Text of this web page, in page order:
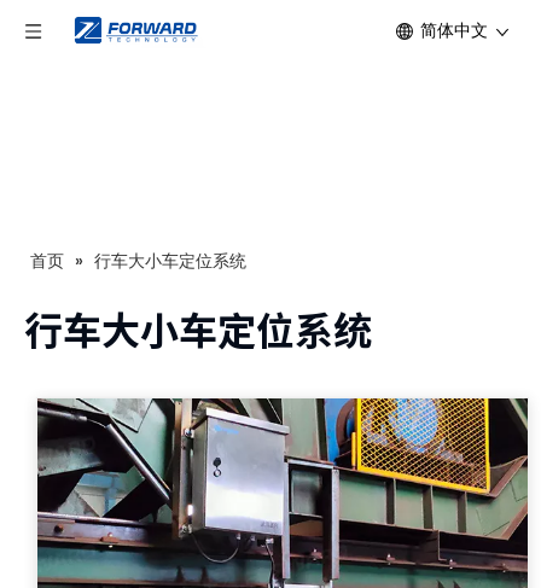
简体中文
首页 » 行车大小车定位系统
行车大小车定位系统